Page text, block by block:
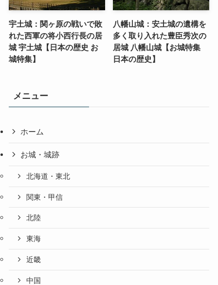
宇土城：関ヶ原の戦いで敗
れた西軍の将小西行長の居
城 宇土城【日本の歴史 お
城特集】
八幡山城：安土城の遺構を
多く取り入れた豊臣秀次の
居城 八幡山城【お城特集
日本の歴史】
メニュー
ホーム
お城・城跡
北海道・東北
関東・甲信
北陸
東海
近畿
中国